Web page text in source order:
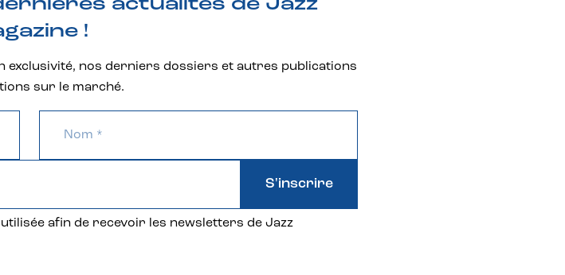
actualités de Jazz
!
exclusivité, nos derniers dossiers et autres publications
sur le marché.
afin de recevoir les newsletters de Jazz
S'inscrire